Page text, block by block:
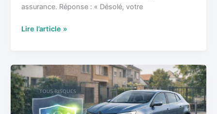
assurance. Réponse : « Désolé, votre
Lire l’article »
Tiers
étendu
:
Le